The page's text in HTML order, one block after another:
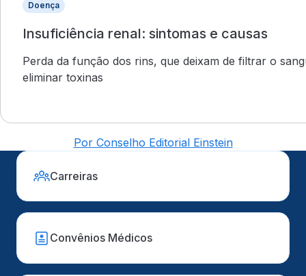
Doença
Insuficiência renal: sintomas e causas
Perda da função dos rins, que deixam de filtrar o
eliminar toxinas
Por Conselho Editorial Einstein
Carreiras
Convênios Médicos